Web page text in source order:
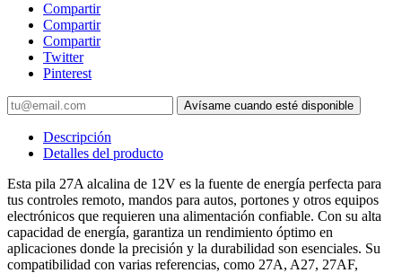
Compartir
Compartir
Compartir
Twitter
Pinterest
Avísame cuando esté disponible
Descripción
Detalles del producto
Esta pila 27A alcalina de 12V es la fuente de energía perfecta para
tus controles remoto, mandos para autos, portones y otros equipos
electrónicos que requieren una alimentación confiable. Con su alta
capacidad de energía, garantiza un rendimiento óptimo en
aplicaciones donde la precisión y la durabilidad son esenciales. Su
compatibilidad con varias referencias, como 27A, A27, 27AF,